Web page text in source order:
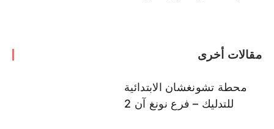
مقالات أخرى
محطة تشونغشان الابتدائية
للتدليك – فرع نونغ آن 2